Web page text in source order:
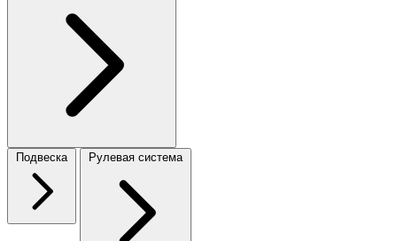
Подвеска Рулевая система